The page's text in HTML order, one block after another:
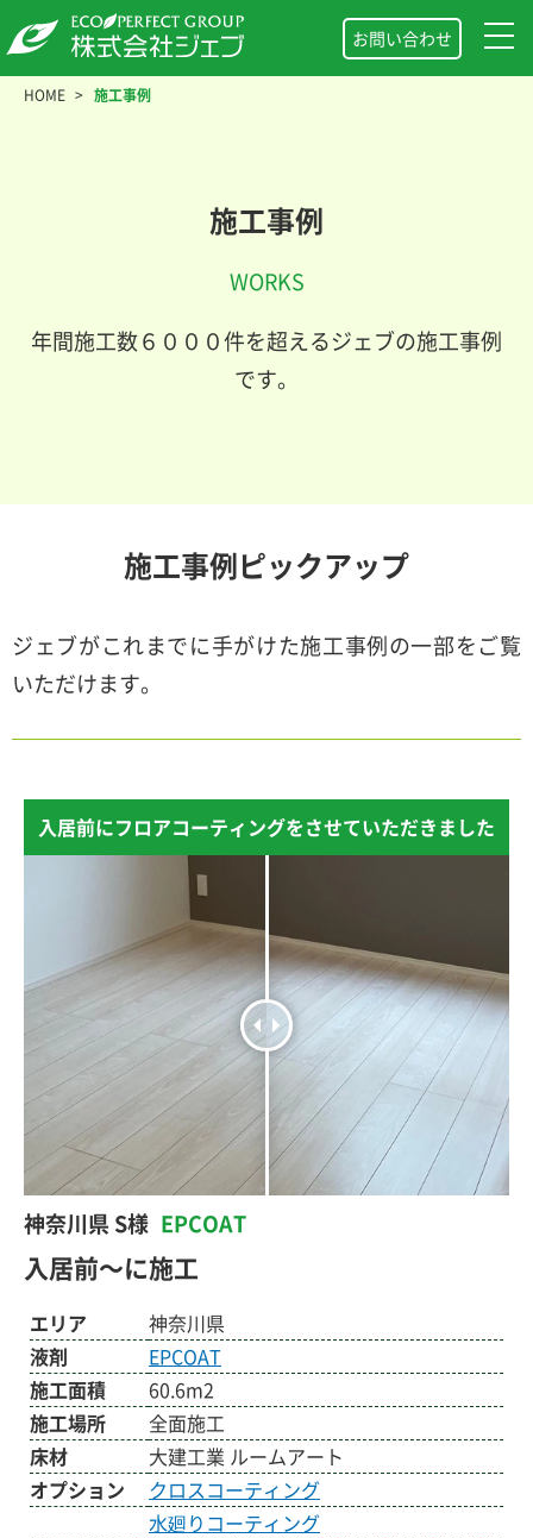
お問い合わせ
HOME 施工事例
施工事例
WORKS
年間施工数６０００件を超えるジェブの施工事例
です。
施工事例ピックアップ
ジェブがこれまでに手がけた施工事例の一部をご覧
いただけます。
入居前にフロアコーティングをさせていただきました
神奈川県 S様 EPCOAT
入居前～に施工
エリア
神奈川県
液剤
EPCOAT
施工面積
60.6m2
施工場所
全面施工
床材
大建工業 ルームアート
オプション
クロスコーティング
水廻りコーティング